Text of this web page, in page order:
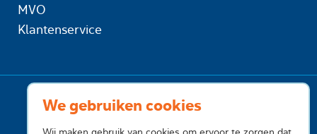
We gebruiken cookies
MVO
Klantenservice